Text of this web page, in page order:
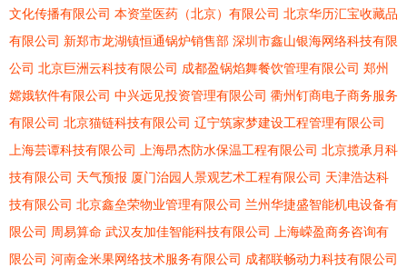
文化传播有限公司 本资堂医药（北京）有限公司 北京华历汇宝收藏品
有限公司 新郑市龙湖镇恒通锅炉销售部 深圳市鑫山银海网络科技有限
公司 北京巨洲云科技有限公司 成都盈锅焰舞餐饮管理有限公司 郑州
嫦娥软件有限公司 中兴远见投资管理有限公司 衢州钉商电子商务服务
有限公司 北京猫链科技有限公司 辽宁筑家梦建设工程管理有限公司
上海芸谭科技有限公司
上海昂杰防水保温工程有限公司 北京揽承月科
技有限公司 天气预报 厦门治园人景观艺术工程有限公司 天津浩达科
技有限公司 北京鑫垒荣物业管理有限公司 兰州华捷盛智能机电设备有
限公司 周易算命 武汉友加佳智能科技有限公司
上海嵘盈商务咨询有
限公司 河南金米果网络技术服务有限公司 成都联畅动力科技有限公司